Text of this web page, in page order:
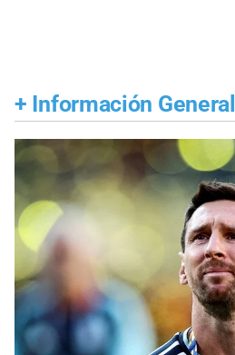
+ Información General